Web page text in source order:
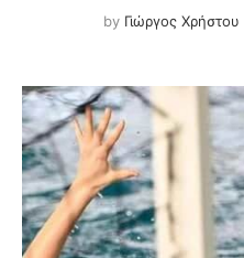
by Γιώργος Χρήστου